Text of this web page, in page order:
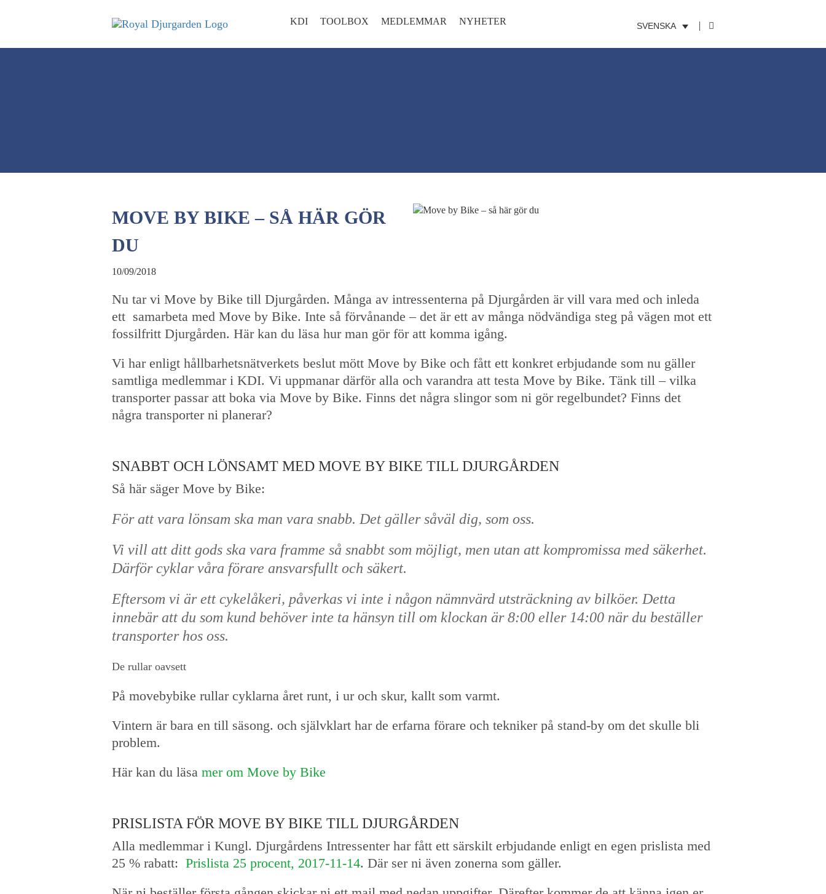
KDI TOOLBOX MEDLEMMAR NYHETER SVENSKA
MOVE BY BIKE – SÅ HÄR GÖR
DU
10/09/2018
Nu tar vi Move by Bike till Djurgården. Många av intressenterna på Djurgården är vill vara med och inleda
ett samarbeta med Move by Bike. Inte så förvånande – det är ett av många nödvändiga steg på vägen mot ett
fossilfritt Djurgården. Här kan du läsa hur man gör för att komma igång.
Vi har enligt hållbarhetsnätverkets beslut mött Move by Bike och fått ett konkret erbjudande som nu gäller
samtliga medlemmar i KDI. Vi uppmanar därför alla och varandra att testa Move by Bike. Tänk till – vilka
transporter passar att boka via Move by Bike. Finns det några slingor som ni gör regelbundet? Finns det
några transporter ni planerar?
SNABBT OCH LÖNSAMT MED MOVE BY BIKE TILL DJURGÅRDEN
Så här säger Move by Bike:
För att vara lönsam ska man vara snabb. Det gäller såväl dig, som oss.
Vi vill att ditt gods ska vara framme så snabbt som möjligt, men utan att kompromissa med säkerhet.
Därför cyklar våra förare ansvarsfullt och säkert.
Eftersom vi är ett cykelåkeri, påverkas vi inte i någon nämnvärd utsträckning av bilköer. Detta
innebär att du som kund behöver inte ta hänsyn till om klockan är 8:00 eller 14:00 när du beställer
transporter hos oss.
De rullar oavsett
På movebybike rullar cyklarna året runt, i ur och skur, kallt som varmt.
Vintern är bara en till säsong. och självklart har de erfarna förare och tekniker på stand-by om det skulle bli
problem.
Här kan du läsa mer om Move by Bike
PRISLISTA FÖR MOVE BY BIKE TILL DJURGÅRDEN
Alla medlemmar i Kungl. Djurgårdens Intressenter har fått ett särskilt erbjudande enligt en egen prislista med
25 % rabatt: Prislista 25 procent, 2017-11-14. Där ser ni även zonerna som gäller.